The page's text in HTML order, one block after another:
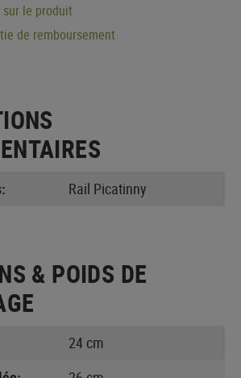
le produit
de remboursement
Rail Picatinny
& POIDS DE
24 cm